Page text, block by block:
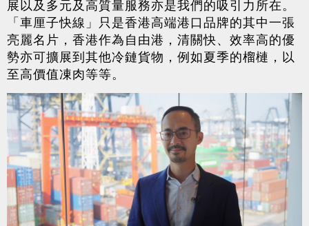
展以及多元及高質量服務亦是我們的吸引力所在。
「車厘子快線」只是香港高端港口品牌的其中一張
亮麗名片，香港作為自由港，清關快、效率高的優
勢亦可擴展到其他冷鏈貨物，例如夏季的榴槤，以
至高價值凍肉等等。